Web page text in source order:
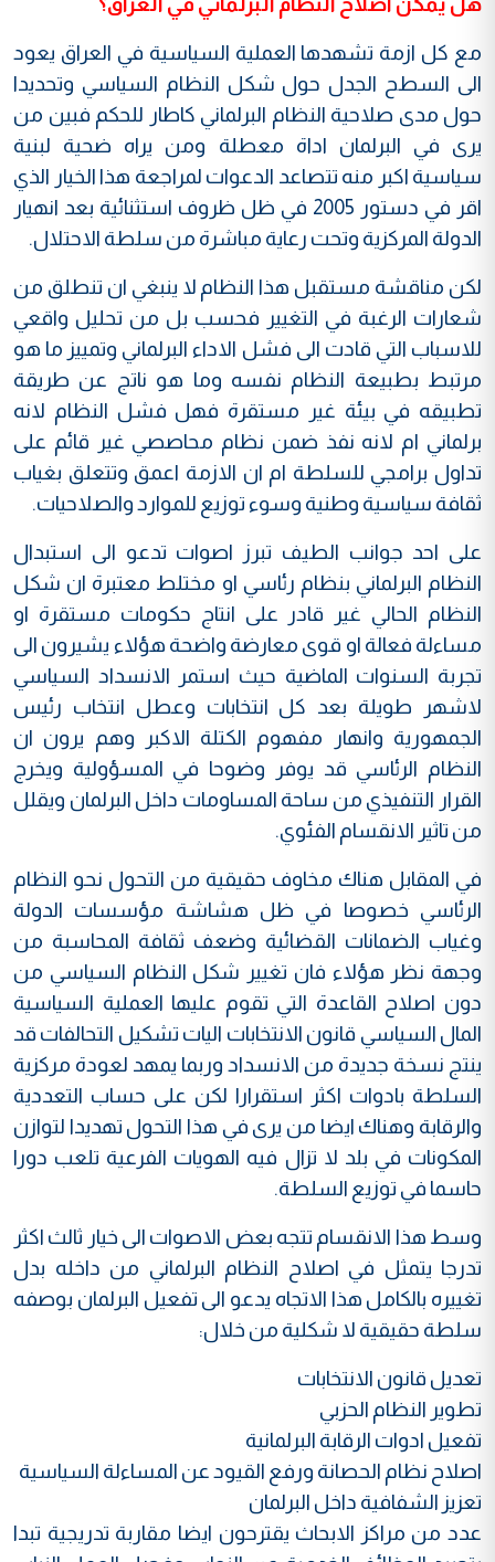
مع كل ازمة تشهدها العملية السياسية في العراق يعود
الى السطح الجدل حول شكل النظام السياسي وتحديدا
حول مدى صلاحية النظام البرلماني كاطار للحكم فبين من
يرى في البرلمان اداة معطلة ومن يراه ضحية لبنية
سياسية اكبر منه تتصاعد الدعوات لمراجعة هذا الخيار الذي
اقر في دستور 2005 في ظل ظروف استثنائية بعد انهيار
الدولة المركزية وتحت رعاية مباشرة من سلطة الاحتلال.
لكن مناقشة مستقبل هذا النظام لا ينبغي ان تنطلق من
شعارات الرغبة في التغيير فحسب بل من تحليل واقعي
للاسباب التي قادت الى فشل الاداء البرلماني وتمييز ما هو
مرتبط بطبيعة النظام نفسه وما هو ناتج عن طريقة
تطبيقه في بيئة غير مستقرة فهل فشل النظام لانه
برلماني ام لانه نفذ ضمن نظام محاصصي غير قائم على
تداول برامجي للسلطة ام ان الازمة اعمق وتتعلق بغياب
ثقافة سياسية وطنية وسوء توزيع للموارد والصلاحيات.
على احد جوانب الطيف تبرز اصوات تدعو الى استبدال
النظام البرلماني بنظام رئاسي او مختلط معتبرة ان شكل
النظام الحالي غير قادر على انتاج حكومات مستقرة او
مساءلة فعالة او قوى معارضة واضحة هؤلاء يشيرون الى
تجربة السنوات الماضية حيث استمر الانسداد السياسي
لاشهر طويلة بعد كل انتخابات وعطل انتخاب رئيس
الجمهورية وانهار مفهوم الكتلة الاكبر وهم يرون ان
النظام الرئاسي قد يوفر وضوحا في المسؤولية ويخرج
القرار التنفيذي من ساحة المساومات داخل البرلمان ويقلل
من تاثير الانقسام الفئوي.
في المقابل هناك مخاوف حقيقية من التحول نحو النظام
الرئاسي خصوصا في ظل هشاشة مؤسسات الدولة
وغياب الضمانات القضائية وضعف ثقافة المحاسبة من
وجهة نظر هؤلاء فان تغيير شكل النظام السياسي من
دون اصلاح القاعدة التي تقوم عليها العملية السياسية
المال السياسي قانون الانتخابات اليات تشكيل التحالفات قد
ينتج نسخة جديدة من الانسداد وربما يمهد لعودة مركزية
السلطة بادوات اكثر استقرارا لكن على حساب التعددية
والرقابة وهناك ايضا من يرى في هذا التحول تهديدا لتوازن
المكونات في بلد لا تزال فيه الهويات الفرعية تلعب دورا
حاسما في توزيع السلطة.
وسط هذا الانقسام تتجه بعض الاصوات الى خيار ثالث اكثر
تدرجا يتمثل في اصلاح النظام البرلماني من داخله بدل
تغييره بالكامل هذا الاتجاه يدعو الى تفعيل البرلمان بوصفه
سلطة حقيقية لا شكلية من خلال:
تعديل قانون الانتخابات
تطوير النظام الحزبي
تفعيل ادوات الرقابة البرلمانية
اصلاح نظام الحصانة ورفع القيود عن المساءلة السياسية
تعزيز الشفافية داخل البرلمان
عدد من مراكز الابحاث يقترحون ايضا مقاربة تدريجية تبدا